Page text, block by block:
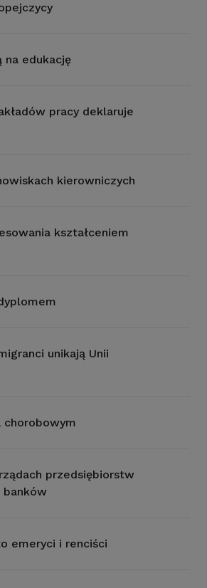
na edukację
pracy deklaruje
kierowniczych
kształceniem
unikają Unii
chorobowym
przedsiębiorstw
emeryci i renciści